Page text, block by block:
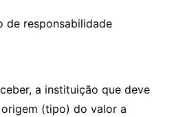
de responsabilidade
a instituição que deve
(tipo) do valor a